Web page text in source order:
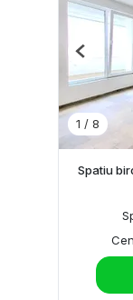
1 / 8
Previous
Spatiu